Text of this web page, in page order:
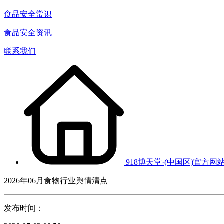
食品安全常识
食品安全资讯
联系我们
918博天堂·(中国区)官方网
2026年06月食物行业舆情清点
发布时间：